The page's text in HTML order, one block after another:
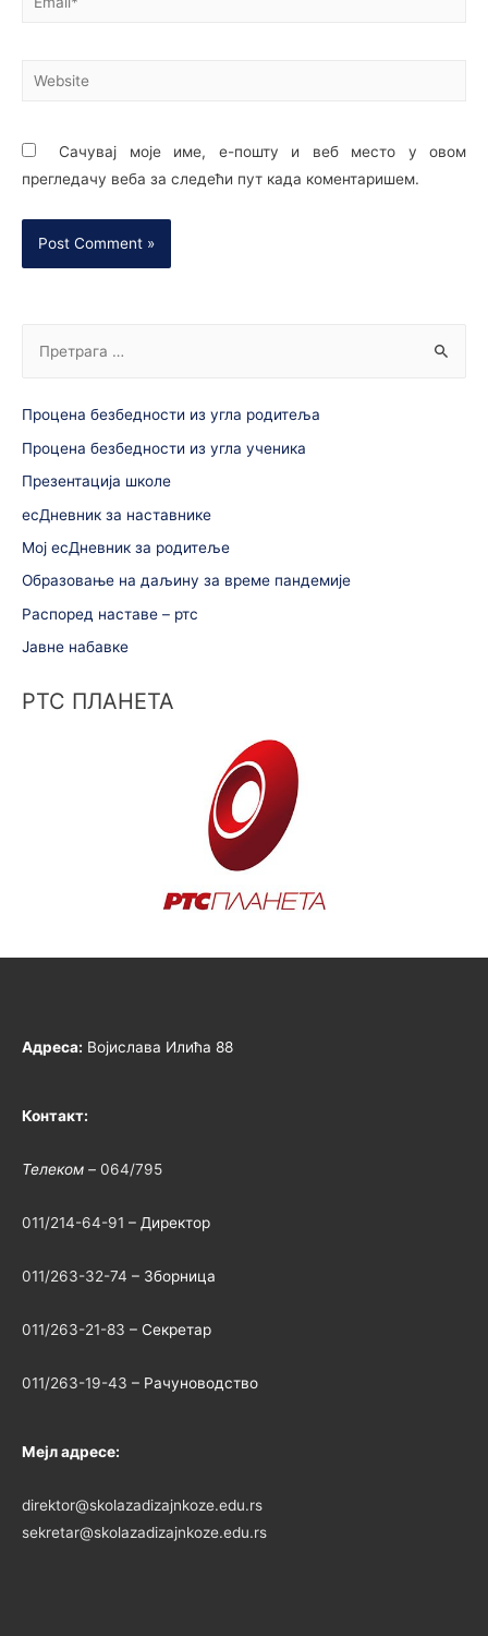
Сачувај моје име, е-пошту и веб место у овом
прегледачу веба за следећи пут када коментаришем.
Процена безбедности из угла родитеља
Процена безбедности из угла ученика
Презентација школе
есДневник за наставнике
Мој есДневник за родитеље
Образовање на даљину за време пандемије
Распоред наставе – ртс
Јавне набавке
РТС ПЛАНЕТА
Адреса: Војислава Илића 88
Контакт:
Телеком – 064/795
011/214-64-91 – Директор
011/263-32-74 – Зборница
011/263-21-83 – Секретар
011/263-19-43 – Рачуноводство
Мејл адресе:
direktor@skolazadizajnkoze.edu.rs
sekretar@skolazadizajnkoze.edu.rs